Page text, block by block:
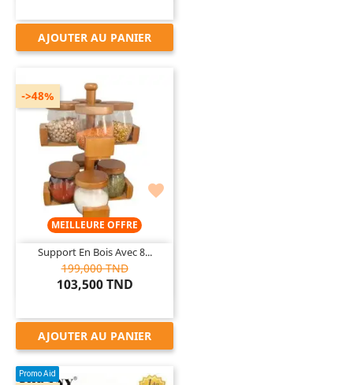
AJOUTER AU PANIER

MEILLEURE OFFRE
Support En Bois Avec 8...
199,000 TND
103,500 TND
->48%
AJOUTER AU PANIER
Promo Aid